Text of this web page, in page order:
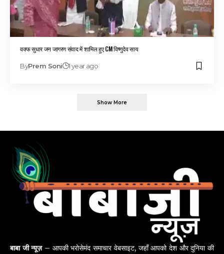
वक्फ सुधार जन जागरण संवाद में शामिल हुए CM विष्णुदेव साय
ByPrem Soni 1 year ago
Show More
बाबा जी न्यूज़– आपकी भरोसेमंद समाचार वेबसाइट, जहाँ आपको देश और दुनिया की